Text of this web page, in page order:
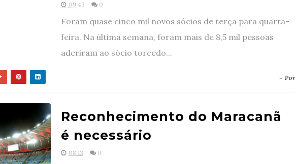
09:43 0
Foram quase cinco mil novos sócios de terça para quarta-
feira. Na última semana, foram mais de 8,5 mil pessoas
aderiram ao sócio torcedo...
- Por
Reconhecimento do Maracanã
é necessário
08:13 0